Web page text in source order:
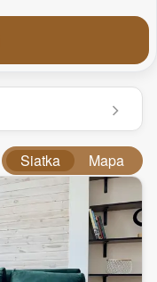
Siatka Mapa